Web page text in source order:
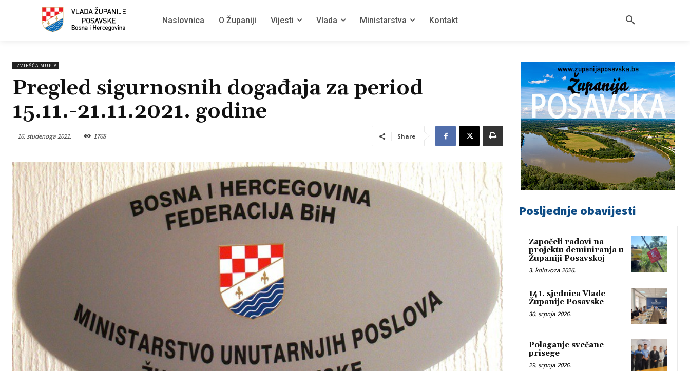
Naslovnica O Županiji Vijesti Vlada Ministarstva Kontakt
IZVJEŠĆA MUP-A
Pregled sigurnosnih događaja za period
15.11.-21.11.2021. godine
16. studenoga 2021. 1768 Share
Posljednje obavijesti
Započeli radovi na
projektu deminiranja u
Županiji Posavskoj
3. kolovoza 2026.
141. sjednica Vlade
Županije Posavske
30. srpnja 2026.
Polaganje svečane
prisege
29. srpnja 2026.